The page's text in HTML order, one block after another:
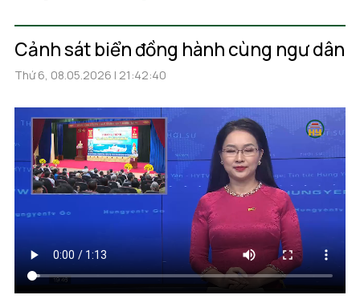
Cảnh sát biển đồng hành cùng ngư dân
Thứ 6, 08.05.2026 | 21:42:40